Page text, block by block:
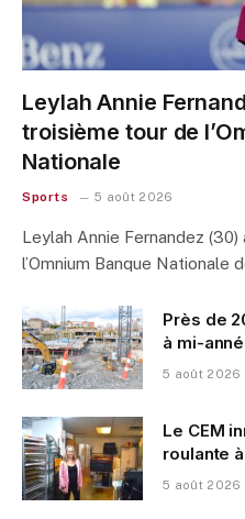
Leylah Annie
troisième tour de
Nationale
Sports 5 août 2026
Leylah Annie Fernandez
l’Omnium Banque Nationale
Près de
à mi-
5 août 2026
Le CEM
roulante
5 août 2026